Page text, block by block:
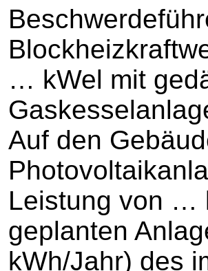
… kWel mit
Auf den
Leistung von …
geplanten
kWh/Jahr) des